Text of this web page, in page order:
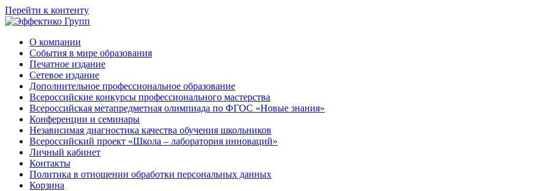
Перейти к контенту
О компании
События в мире образования
Печатное издание
Сетевое издание
Дополнительное профессиональное образование
Всероссийские конкурсы профессионального мастерства
Всероссийская метапредметная олимпиада по ФГОС «Новые знания»
Конференции и семинары
Независимая диагностика качества обучения школьников
Всероссийский проект «Школа – лаборатория инноваций»
Личный кабинет
Контакты
Политика в отношении обработки персональных данных
Корзина